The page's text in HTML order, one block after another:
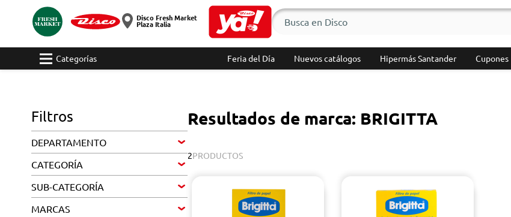
Disco Fresh Market
Plaza Italia
Categorías Feria del Día Nuevos catálogos Hipermás Santander Cupones
Filtros
DEPARTAMENTO
CATEGORÍA
SUB-CATEGORÍA
MARCAS
Resultados de marca: BRIGITTA
2PRODUCTOS